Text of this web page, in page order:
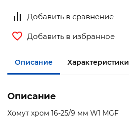
Добавить в сравнение
Добавить в избранное
Описание Характеристики
Описание
Хомут хром 16-25/9 мм W1 MGF